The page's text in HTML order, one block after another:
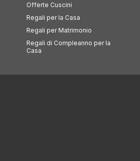
Offerte Cuscini
Regali per la Casa
Regali per Matrimonio
Regali di Compleanno per la
Casa